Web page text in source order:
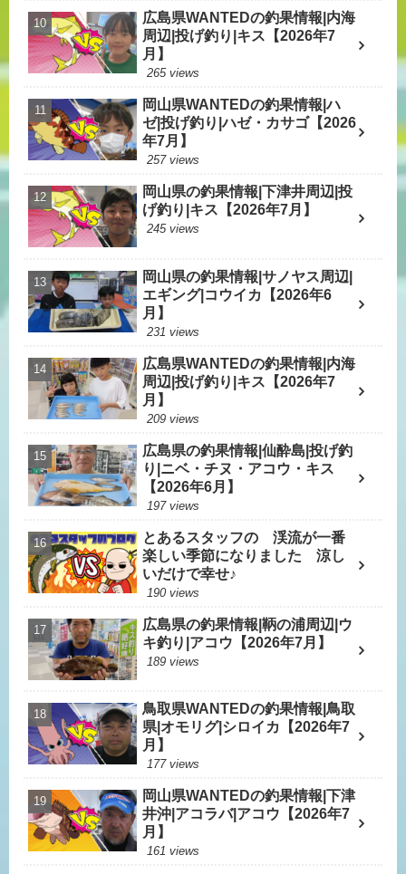
広島県WANTEDの釣果情報|内海
周辺|投げ釣り|キス【2026年7
月】
265 views
岡山県WANTEDの釣果情報|ハ
ゼ|投げ釣り|ハゼ・カサゴ【2026
年7月】
257 views
岡山県の釣果情報|下津井周辺|投
げ釣り|キス【2026年7月】
245 views
岡山県の釣果情報|サノヤス周辺|
エギング|コウイカ【2026年6
月】
231 views
広島県WANTEDの釣果情報|内海
周辺|投げ釣り|キス【2026年7
月】
209 views
広島県の釣果情報|仙酔島|投げ釣
り|ニベ・チヌ・アコウ・キス
【2026年6月】
197 views
とあるスタッフの 渓流が一番
楽しい季節になりました 涼し
いだけで幸せ♪
190 views
広島県の釣果情報|鞆の浦周辺|ウ
キ釣り|アコウ【2026年7月】
189 views
鳥取県WANTEDの釣果情報|鳥取
県|オモリグ|シロイカ【2026年7
月】
177 views
岡山県WANTEDの釣果情報|下津
井沖|アコラバ|アコウ【2026年7
月】
161 views